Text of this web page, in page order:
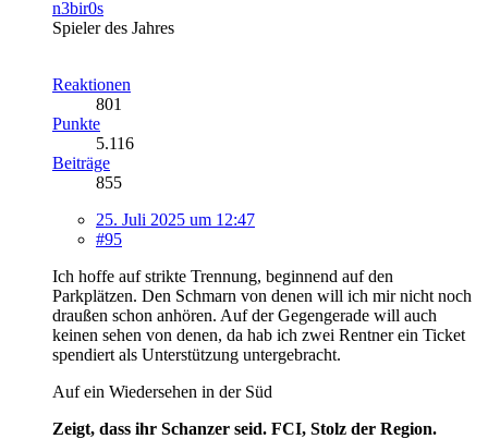
n3bir0s
Spieler des Jahres
Reaktionen
801
Punkte
5.116
Beiträge
855
25. Juli 2025 um 12:47
#95
Ich hoffe auf strikte Trennung, beginnend auf den
Parkplätzen. Den Schmarn von denen will ich mir nicht noch
draußen schon anhören. Auf der Gegengerade will auch
keinen sehen von denen, da hab ich zwei Rentner ein Ticket
spendiert als Unterstützung untergebracht.
Auf ein Wiedersehen in der Süd
Zeigt, dass ihr Schanzer seid. FCI, Stolz der Region.